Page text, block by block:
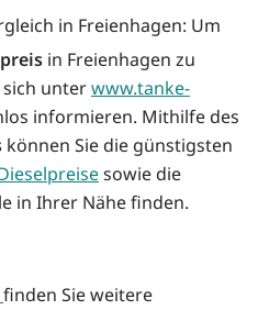
in Freienhagen: Um
in Freienhagen zu
unterwww.tanke-
informieren. Mithilfe des
können Sie die günstigsten
sowie die
in Ihrer Nähe finden.
finden Sie weitere